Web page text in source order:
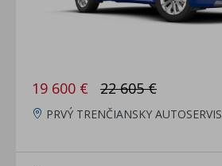
19 600 € 22 605 €
PRVÝ TRENČIANSKY AUTOSERVIS